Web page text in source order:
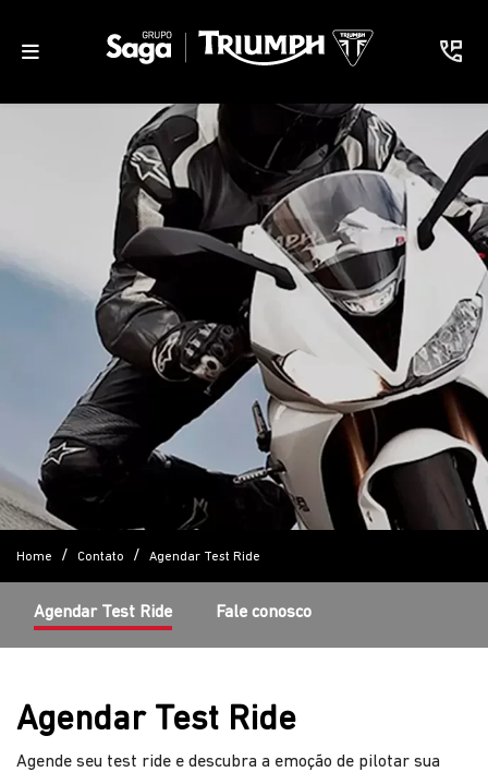
Home Contato Agendar Test Ride
Fale conosco
Agendar Test Ride
Agendar Test Ride
Agende seu test ride e descubra a emoção de pilotar sua